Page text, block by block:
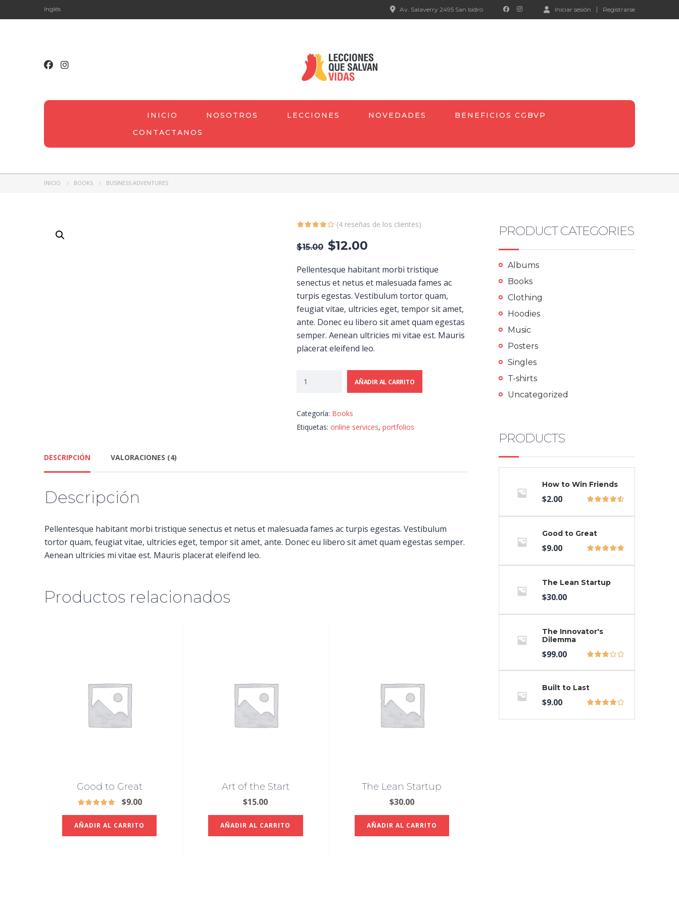
Inglés Iniciar sesión Registrarse
Av. Salaverry 2495 San Isidro
INICIO NOSOTROS LECCIONES NOVEDADES
BENEFICIOS CGBVP
CONTACTANOS
INICIO BOOKS BUSINESS ADVENTURES
(4 reseñas de los clientes)
$15.00 $12.00
Pellentesque habitant morbi tristique
senectus et netus et malesuada fames ac
turpis egestas. Vestibulum tortor quam,
feugiat vitae, ultricies eget, tempor sit amet,
ante. Donec eu libero sit amet quam egestas
semper. Aenean ultricies mi vitae est. Mauris
placerat eleifend leo.
AÑADIR AL CARRITO
Categoría: Books
Etiquetas: online services, portfolios
DESCRIPCIÓN VALORACIONES (4)
Descripción
Pellentesque habitant morbi tristique senectus et netus et malesuada fames ac turpis egestas. Vestibulum
tortor quam, feugiat vitae, ultricies eget, tempor sit amet, ante. Donec eu libero sit amet quam egestas semper.
Aenean ultricies mi vitae est. Mauris placerat eleifend leo.
Productos relacionados
Good to Great
$9.00
AÑADIR AL CARRITO
Art of the Start
$15.00
AÑADIR AL CARRITO
The Lean Startup
$30.00
AÑADIR AL CARRITO
PRODUCT CATEGORIES
Albums
Books
Clothing
Hoodies
Music
Posters
Singles
T-shirts
Uncategorized
PRODUCTS
How to Win Friends
$2.00
Good to Great
$9.00
The Lean Startup
$30.00
The Innovator's
Dilemma
$99.00
Built to Last
$9.00